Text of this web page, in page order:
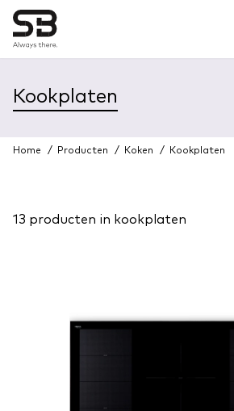
Kookplaten
Home / Producten / Koken / Kookplaten
13 producten in kookplaten